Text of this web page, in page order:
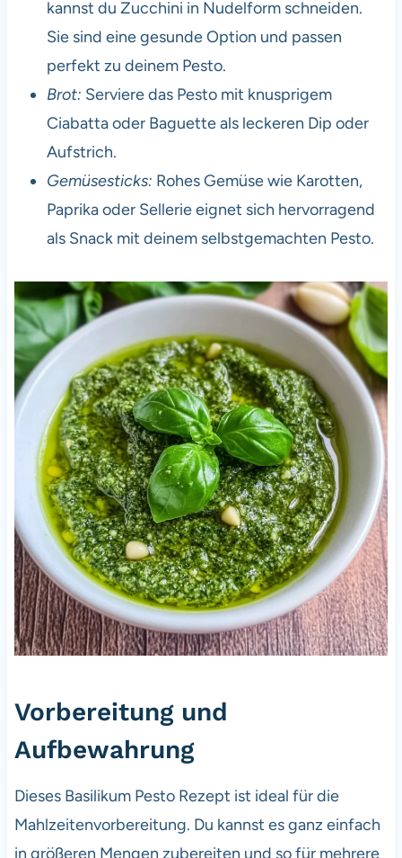
kannst du Zucchini in Nudelform schneiden.
Sie sind eine gesunde Option und passen
perfekt zu deinem Pesto.
Brot: Serviere das Pesto mit knusprigem
Ciabatta oder Baguette als leckeren Dip oder
Aufstrich.
Gemüsesticks: Rohes Gemüse wie Karotten,
Paprika oder Sellerie eignet sich hervorragend
als Snack mit deinem selbstgemachten Pesto.
Vorbereitung und
Aufbewahrung
Dieses Basilikum Pesto Rezept ist ideal für die
Mahlzeitenvorbereitung. Du kannst es ganz einfach
in größeren Mengen zubereiten und so für mehrere